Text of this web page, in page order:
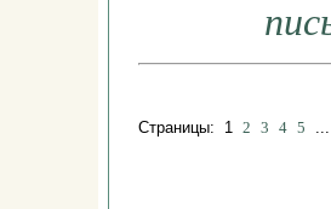
Страницы: 1 2 3 4 5